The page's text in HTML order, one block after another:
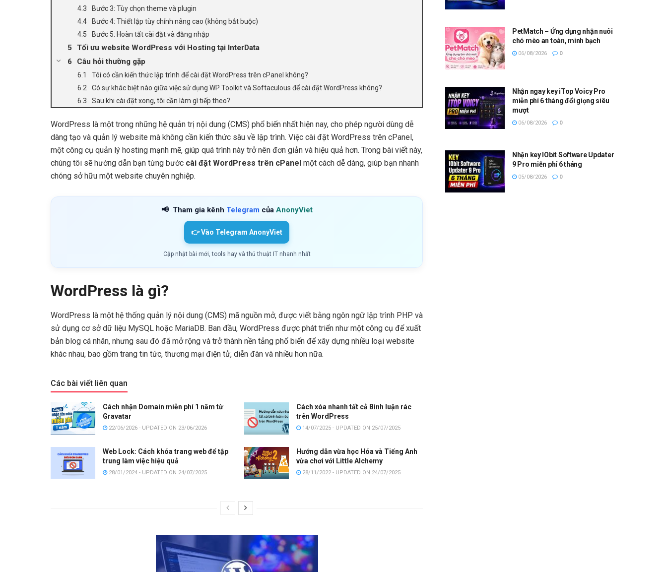
Bước 3: Tùy chọn theme và plugin
Bước 4: Thiết lập tùy chỉnh nâng cao (không bắt buộc)
Bước 5: Hoàn tất cài đặt và đăng nhập
Tối ưu website WordPress với Hosting tại InterData
Câu hỏi thường gặp
Tôi có cần kiến thức lập trình để cài đặt WordPress trên cPanel không?
Có sự khác biệt nào giữa việc sử dụng WP Toolkit và Softaculous để cài đặt WordPress không?
Sau khi cài đặt xong, tôi cần làm gì tiếp theo?
WordPress là một trong những hệ quản trị nội dung (CMS) phổ biến nhất hiện nay, cho phép người dùng dễ
dàng tạo và quản lý website mà không cần kiến thức sâu về lập trình. Việc cài đặt WordPress trên cPanel,
một công cụ quản lý hosting mạnh mẽ, giúp quá trình này trở nên đơn giản và hiệu quả hơn. Trong bài viết này,
chúng tôi sẽ hướng dẫn bạn từng bước cài đặt WordPress trên cPanel một cách dễ dàng, giúp bạn nhanh
chóng sở hữu một website chuyên nghiệp.
📢 Tham gia kênh Telegram của AnonyViet
👉 Vào Telegram AnonyViet
Cập nhật bài mới, tools hay và thủ thuật IT nhanh nhất
WordPress là gì?
WordPress là một hệ thống quản lý nội dung (CMS) mã nguồn mở, được viết bằng ngôn ngữ lập trình PHP và
sử dụng cơ sở dữ liệu MySQL hoặc MariaDB. Ban đầu, WordPress được phát triển như một công cụ để xuất
bản blog cá nhân, nhưng sau đó đã mở rộng và trở thành nền tảng phổ biến để xây dựng nhiều loại website
khác nhau, bao gồm trang tin tức, thương mại điện tử, diễn đàn và nhiều hơn nữa.
Các bài viết liên quan
Cách nhận Domain miễn phí 1 năm từ
Gravatar
22/06/2026 - UPDATED ON 23/06/2026
Cách xóa nhanh tất cả Bình luận rác
trên WordPress
14/07/2025 - UPDATED ON 25/07/2025
Web Lock: Cách khóa trang web để tập
trung làm việc hiệu quả
28/01/2024 - UPDATED ON 24/07/2025
Hướng dẫn vừa học Hóa và Tiếng Anh
vừa chơi với Little Alchemy
28/11/2022 - UPDATED ON 24/07/2025
PetMatch – Ứng dụng nhận nuôi
chó mèo an toàn, minh bạch
06/08/2026 0
Nhận ngay key iTop Voicy Pro
miễn phí 6 tháng đổi giọng siêu
mượt
06/08/2026 0
Nhận key IObit Software Updater
9 Pro miễn phí 6 tháng
05/08/2026 0